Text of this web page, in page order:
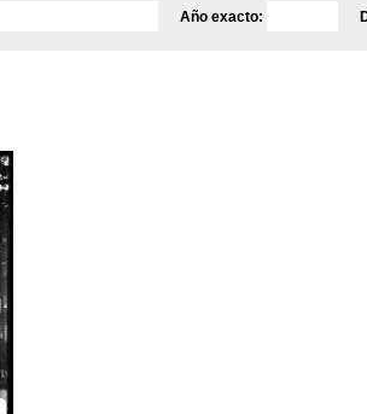
Año exacto: